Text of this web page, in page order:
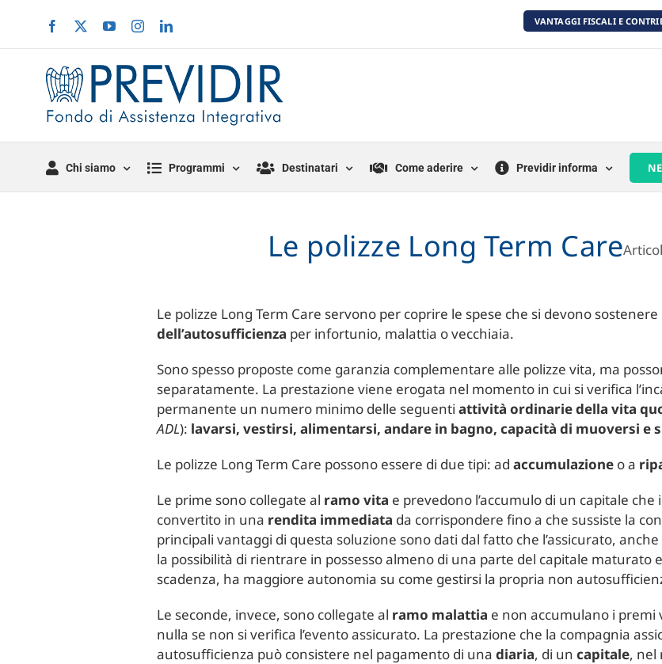
contenuto
Facebook
X YouTubeInstagramLinkedIn VANTAGGI FISCALI E
Chi siamo Programmi Destinatari Come aderire Previdir informa
Le polizze Long Term Care
Le polizze Long Term Care servono per coprire le spese che si devono
dell’autosufficienza per infortunio, malattia o vecchiaia.
Sono spesso proposte come garanzia complementare alle polizze vita, ma
separatamente. La prestazione viene erogata nel momento in cui si verifica
permanente un numero minimo delle seguentiattività ordinarie della vita
ADL): lavarsi, vestirsi, alimentarsi, andare in bagno, capacità di muoversi e
Le polizze Long Term Care possono essere di due tipi: adaccumulazione o a
Le prime sono collegate al ramo vita e prevedono l’accumulo di un capitale
convertito in una rendita immediata da corrispondere fino a che sussiste la
principali vantaggi di questa soluzione sono dati dal fatto che l’assicurato,
la possibilità di rientrare in possesso almeno di una parte del capitale maturato
scadenza, ha maggiore autonomia su come gestirsi la propria non
Le seconde, invece, sono collegate al ramo malattia e non accumulano i
nulla se non si verifica l’evento assicurato. La prestazione che la compagnia
autosufficienza può consistere nel pagamento di unadiaria, di uncapitale, nel